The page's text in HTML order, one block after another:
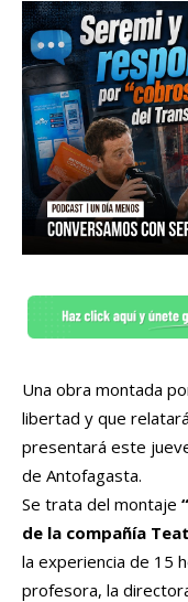
Una obra montada
libertad y que
presentará este
de Antofagasta.
Se trata del montaje
de la compañía
la experiencia de 15
profesora, la